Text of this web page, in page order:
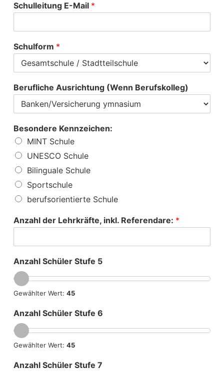
Schulleitung E-Mail *
Schulform *
Berufliche Ausrichtung (Wenn Berufskolleg)
Besondere Kennzeichen:
MINT Schule
UNESCO Schule
Bilinguale Schule
Sportschule
berufsorientierte Schule
Anzahl der Lehrkräfte, inkl. Referendare: *
Anzahl Schüler Stufe 5
Gewählter Wert: 45
Anzahl Schüler Stufe 6
Gewählter Wert: 45
Anzahl Schüler Stufe 7